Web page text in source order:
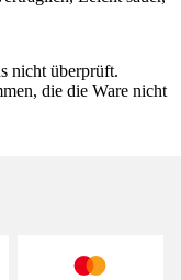
nicht überprüft.
die die Ware nicht